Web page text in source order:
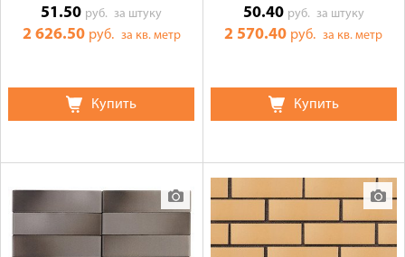
51.50 руб.за штуку
2 626.50 руб. за кв. метр
Купить
50.40 руб. за штуку
2 570.40 руб.за кв. метр
Купить